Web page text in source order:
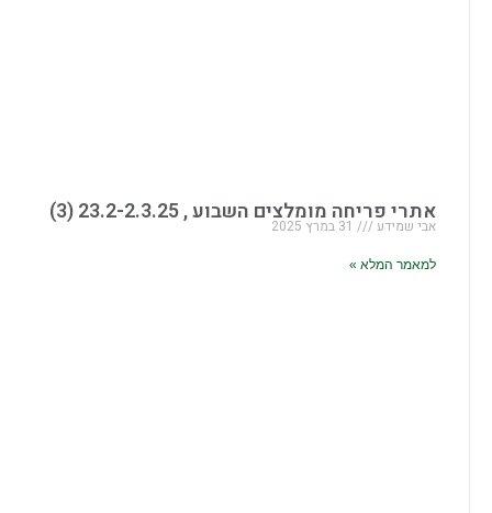
אתרי פריחה מומלצים השבוע , 23.2-2.3.25 (3)
אבי שמידע
למאמר המלא »